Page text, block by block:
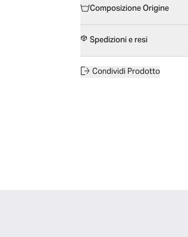
Composizione Origine
Spedizioni e resi
Condividi Prodotto